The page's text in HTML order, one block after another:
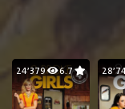
6.7 24٬379